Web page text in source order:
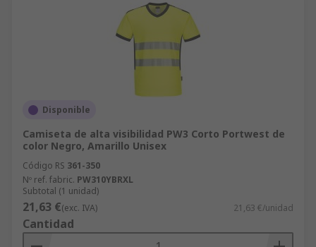
Disponible
Camiseta de alta visibilidad PW3 Corto Portwest de
color Negro, Amarillo Unisex
Código RS 361-350
Nº ref. fabric. PW310YBRXL
Subtotal (1 unidad)
21,63 €(exc. IVA) 21,63 €/unidad
Cantidad